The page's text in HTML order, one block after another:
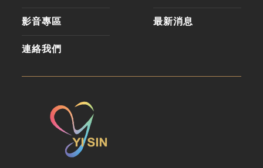
影音專區 最新消息
連絡我們